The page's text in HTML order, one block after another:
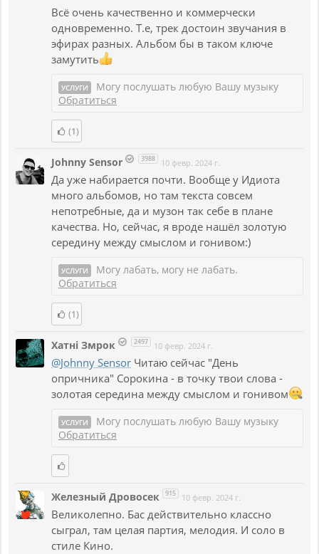
Всё очень качественно и коммерчески
одновременно. Т.е, трек достоин звучания в
эфирах разных. Альбом бы в таком ключе
замутить
УСЛУГИ
Могу послушать любую Вашу музыку
Обратиться
(1)
Johnny Sensor 3988 10 февр. 2024 г.
Да уже набирается почти. Вообще у Идиота
много альбомов, но там текста совсем
непотребные, да и музон так себе в плане
качества. Но, сейчас, я вроде нашёл золотую
середину между смыслом и гонивом:)
УСЛУГИ
Могу лабать, могу не лабать.
Обратиться
(1)
Хатнi Змрок 2497 10 февр. 2024 г.
@Johnny Sensor Читаю сейчас "День
опричника" Сорокина - в точку твои слова -
золотая середина между смыслом и гонивом
УСЛУГИ
Могу послушать любую Вашу музыку
Обратиться
Железный Дровосек 915 10 февр. 2024 г.
Великолепно. Бас действительно классно
сыграл, там целая партия, мелодия. И соло в
стиле Кино.